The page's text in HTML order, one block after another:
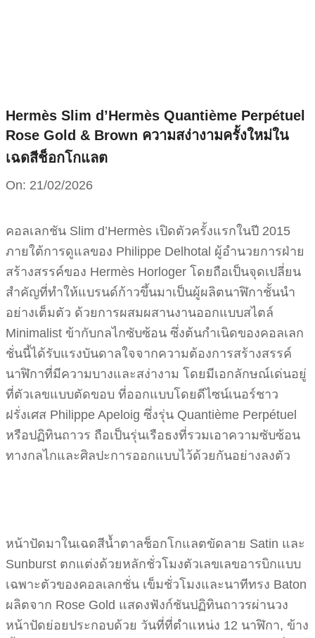
Hermès Slim d’Hermès Quantième Perpétuel
Rose Gold & Brown ความสง่างามครั้งใหม่ใน
เฉดสีช็อกโกแลต
On: 21/02/2026
คอลเลกชัน Slim d’Hermès เปิดตัวครั้งแรกในปี 2015
ภายใต้การดูแลของ Philippe Delhotal ผู้อำนวยการฝ่าย
สร้างสรรค์ของ Hermès Horloger โดยถือเป็นจุดเปลี่ยน
สำคัญที่ทำให้แบรนด์ก้าวขึ้นมาเป็นผู้ผลิตนาฬิกาชั้นนำ
อย่างเต็มตัว ด้วยการผสมผสานงานออกแบบสไตล์
Minimalist ข้ากับกลไกซับซ้อน ซึ่งต้นกำเนิดของคอลเลก
ชั่นนี้ได้รับแรงบันดาลใจจากความต้องการสร้างสรรค์
นาฬิกาที่มีความบางและสง่างาม โดยมีเอกลักษณ์เด่นอยู่
ที่ตัวเลขแบบตัดขอบ ที่ออกแบบโดยดีไซน์เนอร์ชาว
ฝรั่งเศส Philippe Apeloig ซึ่งรุ่น Quantième Perpétuel
หรือปฏิทินถาวร ถือเป็นรุ่นเรือธงที่รวมเอาความซับซ้อน
ทางกลไกและศิลปะการออกแบบไว้ด้วยกันอย่างลงตัว
หน้าปัดมาในเฉดสีน้ำตาลช็อกโกแลตขัดลาย Satin และ
Sunburst ตกแต่งด้วยหลักชั่วโมงตัวเลขเลขอารบิกแบบ
เฉพาะตัวของคอลเลกชั่น เข็มชั่วโมงและนาทีทรง Baton
ผลิตจาก Rose Gold แสดงฟังก์ชันปฏิทินถาวรผ่านวง
หน้าปัดย่อยประกอบด้วย วันที่ที่ตำแหน่ง 12 นาฬิกา, ข้าง